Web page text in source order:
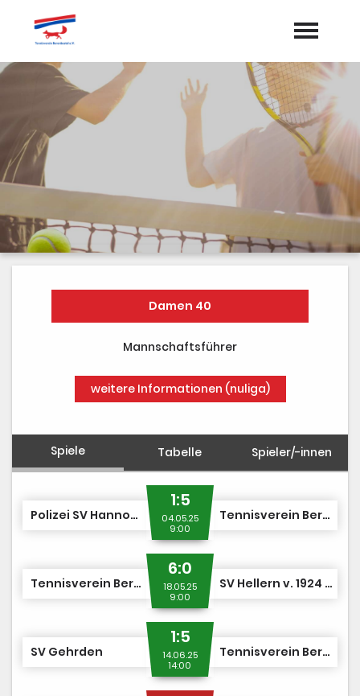
Startseite
Termine
Vorstand
Dokumente
Sponsoren
Mannschaften
Galerie
Platzbuchung
Damen 40
Mannschaftsführer
weitere Informationen (nuliga)
Spiele Tabelle Spieler/-innen
Polizei SV Hannover
1:5
04.05.25
9:00
Tennisverein Berenbostel
Tennisverein Berenbostel
6:0
18.05.25
9:00
SV Hellern v. 1924 e.V. / Osnabrück
SV Gehrden
1:5
14.06.25
14:00
Tennisverein Berenbostel